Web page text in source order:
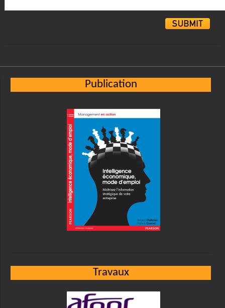
Publication
Travaux